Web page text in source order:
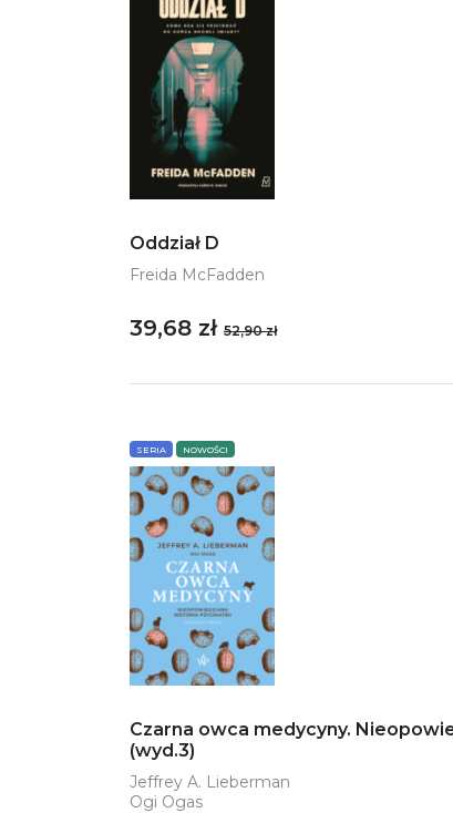
Oddział D
Freida McFadden
39,68 zł 52,90 zł
SERIA NOWOŚCI
Czarna owca medycyny.
(wyd.3)
Jeffrey A. Lieberman
Ogi Ogas